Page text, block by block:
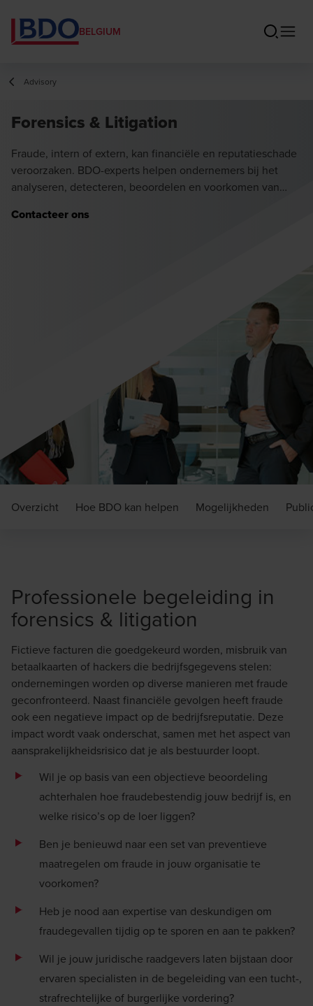
BELGIUM
Advisory
Forensics & Litigation
Fraude, intern of extern, kan financiële en reputatieschade
veroorzaken. BDO-experts helpen ondernemers bij het
analyseren, detecteren, beoordelen en voorkomen van
Contacteer ons
Overzicht Hoe BDO kan helpen Mogelijkheden
Professionele begeleiding in
forensics & litigation
Fictieve facturen die goedgekeurd worden, misbruik van
betaalkaarten of hackers die bedrijfsgegevens stelen:
ondernemingen worden op diverse manieren met fraude
geconfronteerd. Naast financiële gevolgen heeft fraude
ook een negatieve impact op de bedrijfsreputatie. Deze
impact wordt vaak onderschat, samen met het aspect van
aansprakelijkheidsrisico dat je als bestuurder loopt.
Wil je op basis van een objectieve beoordeling
achterhalen hoe fraudebestendig jouw bedrijf is, en
welke risico’s op de loer liggen?
Ben je benieuwd naar een set van preventieve
maatregelen om fraude in jouw organisatie te
voorkomen?
Heb je nood aan expertise van deskundigen om
fraudegevallen tijdig op te sporen en aan te pakken?
Wil je jouw juridische raadgevers laten bijstaan door
ervaren specialisten in de begeleiding van een tucht-,
strafrechtelijke of burgerlijke vordering?